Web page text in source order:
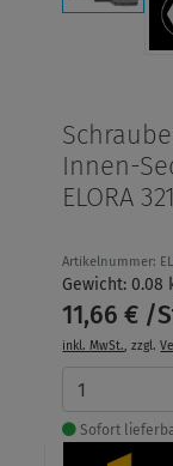
Innen-
ELORA
Artikelnummer:
Gewicht: 0.08
11,66 € /
inkl. MwSt., zzgl.
Sofort